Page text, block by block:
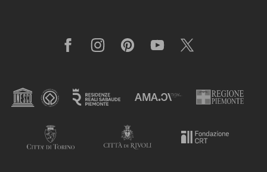
FacebookInstagramPinterestYouTube X